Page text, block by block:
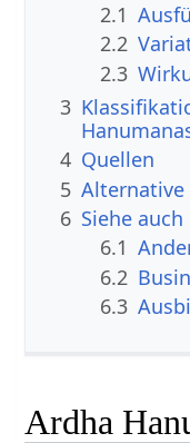
2.1
2.2
2.3
3
4 Quellen
5 Alternative
6 Siehe auch
6.1
6.2
6.3
Ardha